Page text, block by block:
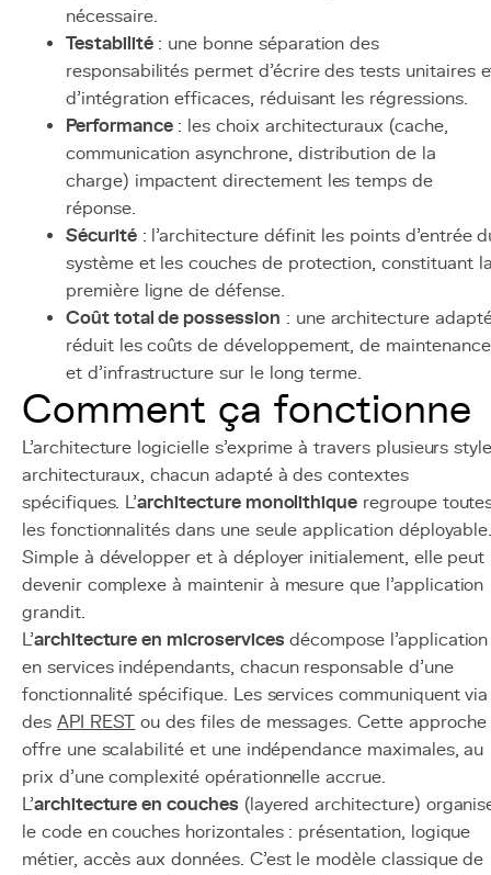
nécessaire.
Testabilité: une bonne séparation des
responsabilités permet d'écrire des tests unitaires
d'intégration efficaces, réduisant les régressions.
Performance: les choix architecturaux (cache,
communication asynchrone, distribution de la
charge) impactent directement les temps de
réponse.
Sécurité: l'architecture définit les points d'entrée
système et les couches de protection, constituant
première ligne de défense.
Coût total de possession : une architecture
réduit les coûts de développement, de maintenance
et d'infrastructure sur le long terme.
Comment ça fonctionne
L'architecture logicielle s'exprime à travers plusieurs
architecturaux, chacun adapté à des contextes
spécifiques. L'architecture monolithique regroupe
les fonctionnalités dans une seule application
Simple à développer et à déployer initialement, elle peut
devenir complexe à maintenir à mesure que l'application
grandit.
L'architecture en microservices décompose l'application
en services indépendants, chacun responsable d'une
fonctionnalité spécifique. Les services communiquent via
des API REST ou des files de messages. Cette approche
offre une scalabilité et une indépendance maximales, au
prix d'une complexité opérationnelle accrue.
L'architecture en couches (layered architecture)
le code en couches horizontales : présentation, logique
métier, accès aux données. C'est le modèle classique de